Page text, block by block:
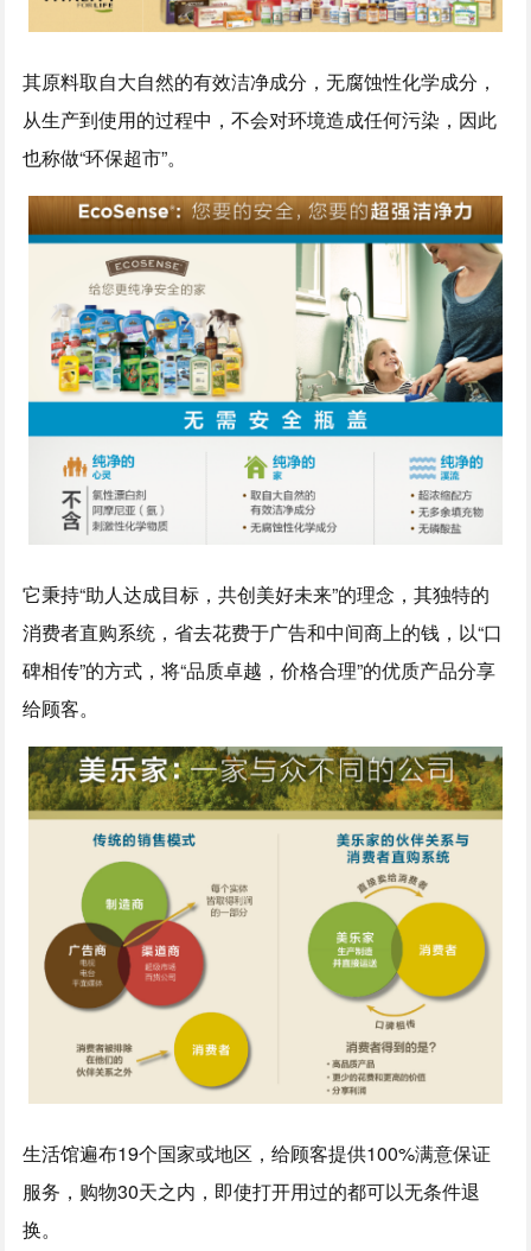
其原料取自大自然的有效洁净成分，无腐蚀性化学成分，
从生产到使用的过程中，不会对环境造成任何污染，因此
也称做“环保超市”。
它秉持“助人达成目标，共创美好未来”的理念，其独特的
消费者直购系统，省去花费于广告和中间商上的钱，以“口
碑相传”的方式，将“品质卓越，价格合理”的优质产品分享
给顾客。
生活馆遍布19个国家或地区，给顾客提供100%满意保证
服务，购物30天之内，即使打开用过的都可以无条件退
换。